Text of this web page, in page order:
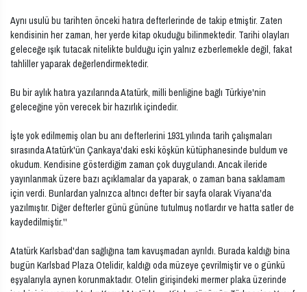
Aynı usulü bu tarihten önceki hatıra defterlerinde de takip etmiştir. Zaten
kendisinin her zaman, her yerde kitap okuduğu bilinmektedir. Tarihi olayları
geleceğe ışık tutacak nitelikte bulduğu için yalnız ezberlemekle değil, fakat
tahliller yaparak değerlendirmektedir.
Bu bir aylık hatıra yazılarında Atatürk, milli benliğine bağlı Türkiye'nin
geleceğine yön verecek bir hazırlık içindedir.
İşte yok edilmemiş olan bu anı defterlerini 1931 yılında tarih çalışmaları
sırasında Atatürk'ün Çankaya'daki eski köşkün kütüphanesinde buldum ve
okudum. Kendisine gösterdiğim zaman çok duygulandı. Ancak ileride
yayınlanmak üzere bazı açıklamalar da yaparak, o zaman bana saklamam
için verdi. Bunlardan yalnızca altıncı defter bir sayfa olarak Viyana'da
yazılmıştır. Diğer defterler günü gününe tutulmuş notlardır ve hatta satler de
kaydedilmiştir.''
Atatürk Karlsbad'dan sağlığına tam kavuşmadan ayrıldı. Burada kaldığı bina
bugün Karlsbad Plaza Otelidir, kaldığı oda müzeye çevrilmiştir ve o günkü
eşyalarıyla aynen korunmaktadır. Otelin girişindeki mermer plaka üzerinde